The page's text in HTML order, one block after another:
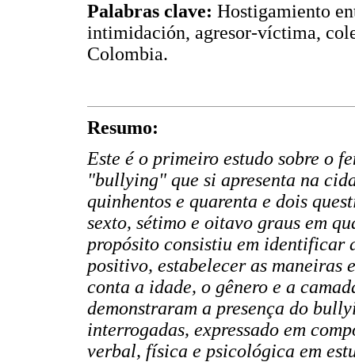
Palabras clave: Hostigamiento
intimidación, agresor-víctima,
Colombia.
Resumo:
Este é o primeiro estudo sobre o
"bullying" que si apresenta na
quinhentos e quarenta e dois
sexto, sétimo e oitavo graus em
propósito consistiu em identificar
positivo, estabelecer as maneiras
conta a idade, o gênero e a
demonstraram a presença do
interrogadas, expressado em
verbal, física e psicológica em